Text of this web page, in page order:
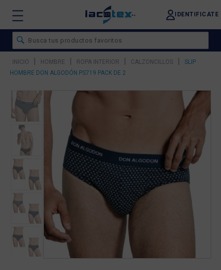
IDENTIFICATE
INICIO | HOMBRE | ROPA INTERIOR | CALZONCILLOS |
SLIP
HOMBRE DON ALGODÓN PS719 PACK DE 2
❮